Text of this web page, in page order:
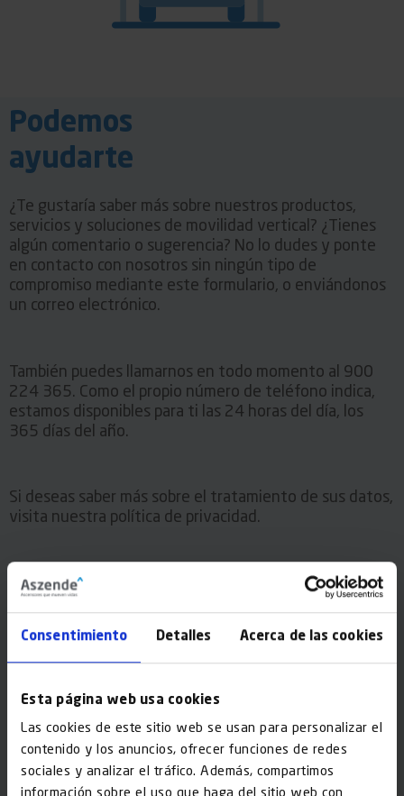
Consentimiento Detalles Acerca de las cookies
Esta página web usa cookies
Las cookies de este sitio web se usan para personalizar el
contenido y los anuncios, ofrecer funciones de redes
sociales y analizar el tráfico. Además, compartimos
Podemos
ayudarte
¿Te gustaría saber más sobre nuestros productos,
servicios y soluciones de movilidad vertical? ¿Tienes
algún comentario o sugerencia? No lo dudes y ponte
en contacto con nosotros sin ningún tipo de
compromiso mediante este formulario, o enviándonos
un correo electrónico.
También puedes llamarnos en todo momento al 900
224 365. Como el propio número de teléfono indica,
estamos disponibles para ti las 24 horas del día, los
365 días del año.
Si deseas saber más sobre el tratamiento de sus datos,
visita nuestra política de privacidad.
Persona de contacto*
Teléfono de contacto*